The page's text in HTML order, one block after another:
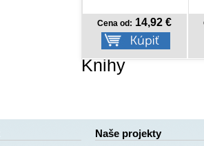
Cena od: 17,59 €
Knihy
Naše projekty